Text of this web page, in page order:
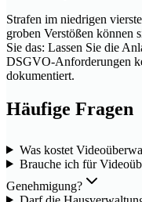
Strafen im niedrigen
groben Verstößen können
Sie das: Lassen Sie die
DSGVO-Anforderungen
dokumentiert.
Häufige Fragen
Was kostet
Brauche ich für
Genehmigung?